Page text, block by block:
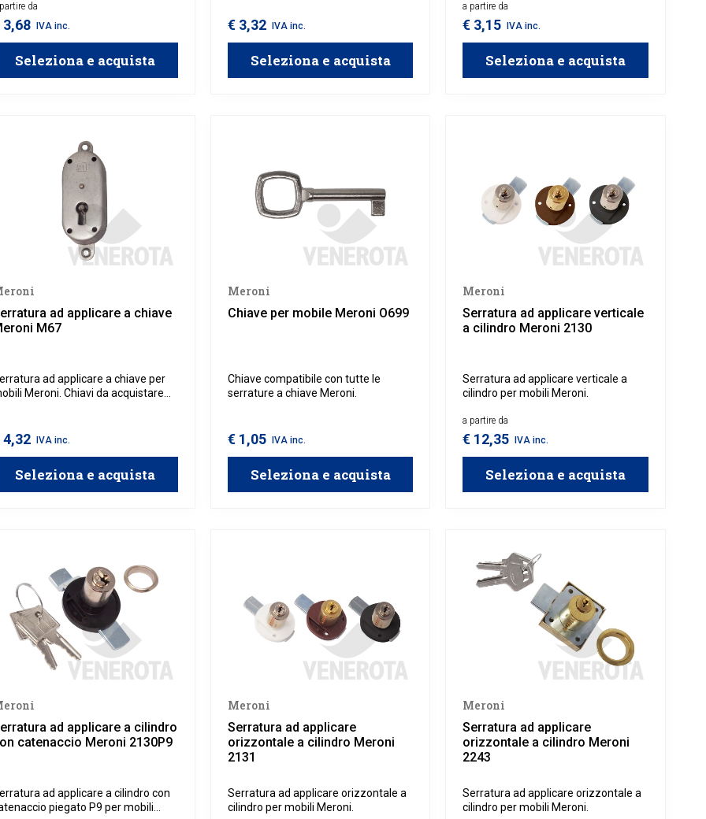
da
3,68 IVA inc.
Seleziona e acquista
€ 3,32 IVA inc.
Seleziona e acquista
a partire da
€ 3,15 IVA inc.
Seleziona e acquista
ad applicare a chiave
M67
ad applicare a chiave per
Meroni. Chiavi da acquistare
4,32 IVA inc.
Seleziona e acquista
Meroni
Chiave per mobile Meroni O699
Chiave compatibile con tutte le
serrature a chiave Meroni.
€ 1,05 IVA inc.
Seleziona e acquista
Meroni
Serratura ad applicare verticale
a cilindro Meroni 2130
Serratura ad applicare verticale a
cilindro per mobili Meroni.
a partire da
€ 12,35 IVA inc.
Seleziona e acquista
ad applicare a cilindro
catenaccio Meroni 2130P9
ad applicare a cilindro con
piegato P9 per mobili
Meroni
Serratura ad applicare
orizzontale a cilindro Meroni
2131
Serratura ad applicare orizzontale a
cilindro per mobili Meroni.
Meroni
Serratura ad applicare
orizzontale a cilindro Meroni
2243
Serratura ad applicare orizzontale a
cilindro per mobili Meroni.